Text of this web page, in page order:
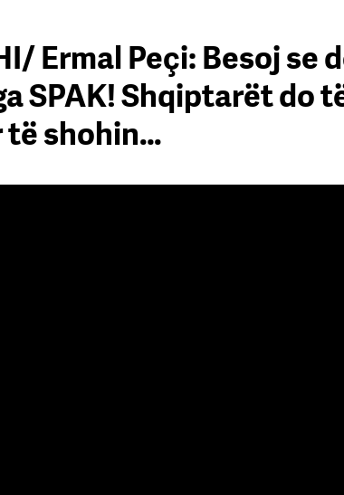
Ermal Peçi: Besoj se
SPAK! Shqiptarët do
të shohin…